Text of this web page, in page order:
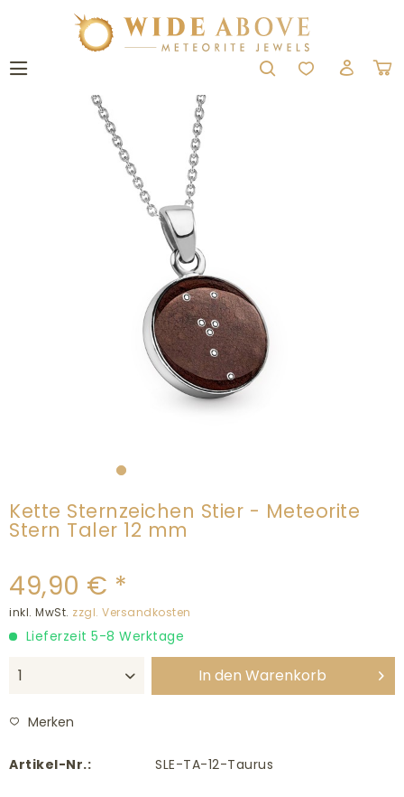
Kette Sternzeichen Stier - Meteorite
Stern Taler 12 mm
49,90 € *
inkl. MwSt. zzgl. Versandkosten
Lieferzeit 5-8 Werktage
In den Warenkorb
Merken
Artikel-Nr.: SLE-TA-12-Taurus